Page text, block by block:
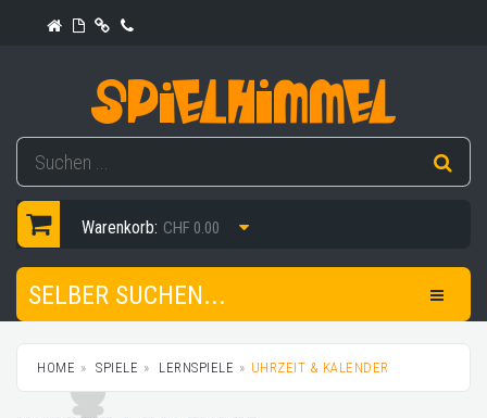
Warenkorb: CHF 0.00
SELBER SUCHEN...
HOME SPIELE LERNSPIELE UHRZEIT & KALENDER